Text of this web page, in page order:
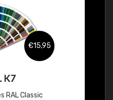
€15,95
K7
RAL Classic